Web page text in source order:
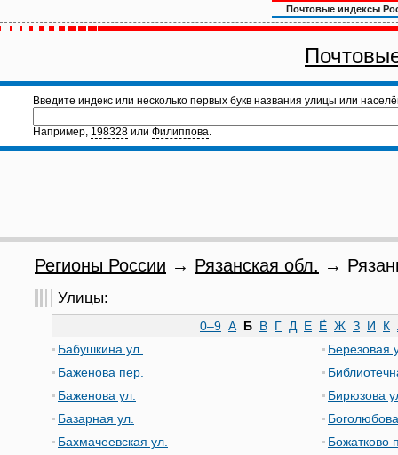
Почтовые индексы
Введите индекс или несколько первых букв названия улицы или
Например, 198328 или Филиппова.
Регионы России → Рязанская обл. →
Улицы:
0–9 А Б В Г Д Е Ё Ж З И К
Бабушкина ул.
Баженова пер.
Баженова ул.
Базарная ул.
Бахмачеевская ул.
Березовая
Бирюзова
Божатково